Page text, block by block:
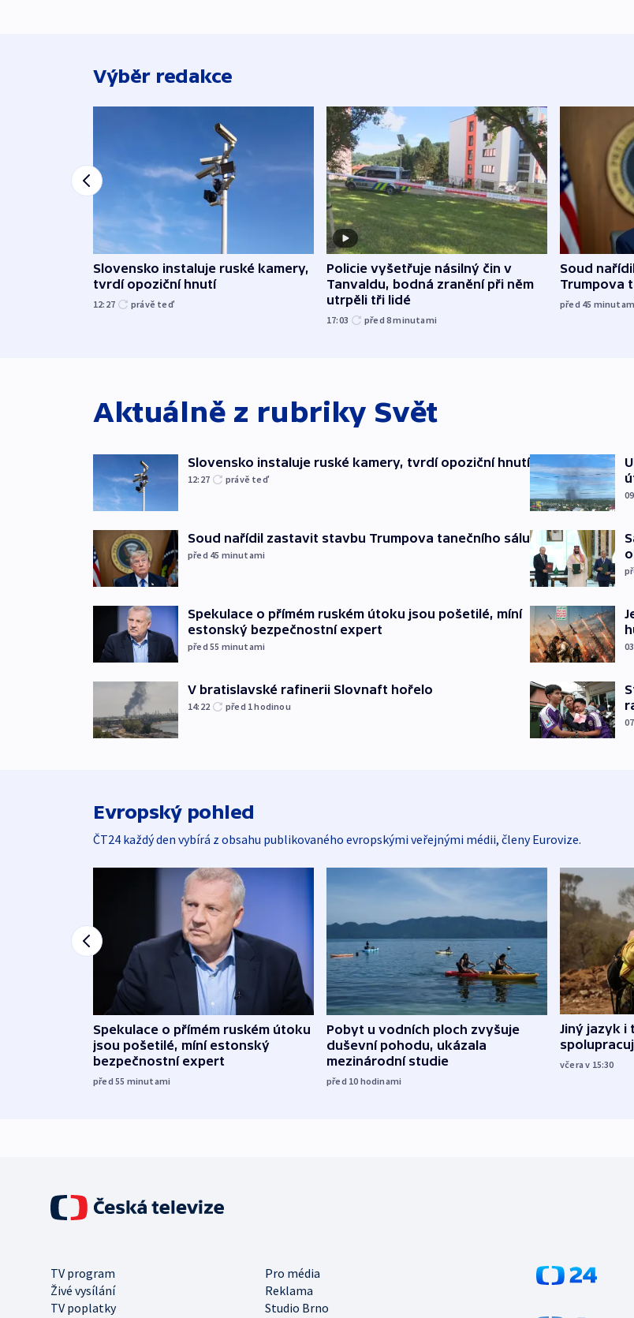
Výběr redakce
Slovensko instaluje ruské kamery,
tvrdí opoziční hnutí
12:27 právě teď
Policie vyšetřuje násilný čin v
Tanvaldu, bodná zranění při něm
utrpěli tři lidé
17:03 před 8minutami
Soud
Trumpova
před 45
Aktuálně z rubriky Svět
Slovensko instaluje ruské kamery, tvrdí opoziční hnutí
12:27 právě teď
Soud nařídil zastavit stavbu Trumpova tanečního sálu
před 45 minutami
Spekulace o přímém ruském útoku jsou pošetilé, míní
estonský bezpečnostní expert
před 55 minutami
V bratislavské rafinerii Slovnaft hořelo
14:22 před 1hodinou
Evropský pohled
ČT24 každý den vybírá z obsahu publikovaného evropskými veřejnými médii, členy Eurovize.
Spekulace o přímém ruském útoku
jsou pošetilé, míní estonský
bezpečnostní expert
před 55 minutami
Pobyt u vodních ploch zvyšuje
duševní pohodu, ukázala
mezinárodní studie
před 10 hodinami
Jiný jazyk i
včera v 15:30
TV program
Pro média
Živé vysílání
Reklama
TV poplatky
Studio Brno